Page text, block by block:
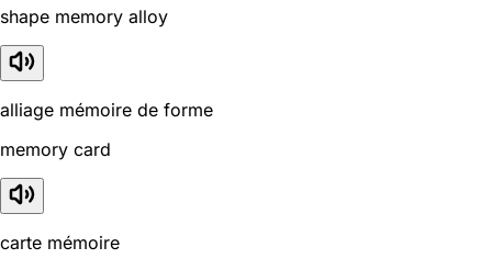
shape memory alloy
alliage mémoire de forme
memory card
carte mémoire